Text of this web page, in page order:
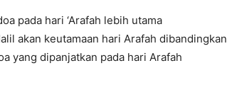
pada hari ‘Arafah lebih utama
akan keutamaan hari Arafah dibandingkan
yang dipanjatkan pada hari Arafah